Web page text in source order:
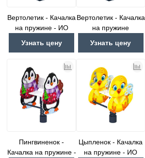
Вертолетик - Качалка
на пружине - ИО
Узнать цену
Вертолетик - Качалка
на пружине
23.03.04-02
Узнать цену
Пингвиненок -
Качалка на пружине -
Цыпленок - Качалка
на пружине - ИО